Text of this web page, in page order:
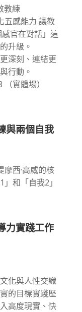
教練
五感能力 讓教
官在對話」這
升級。
深刻、連結更
行動。
實體場）
與兩個自我
摩西·高威的核
和「自我2」
力實踐工作
化與人性交織
的目標實踐歷
高度現實、快